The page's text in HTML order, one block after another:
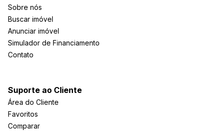
Sobre nós
Buscar imóvel
Anunciar imóvel
Simulador de Financiamento
Contato
Suporte ao Cliente
Área do Cliente
Favoritos
Comparar